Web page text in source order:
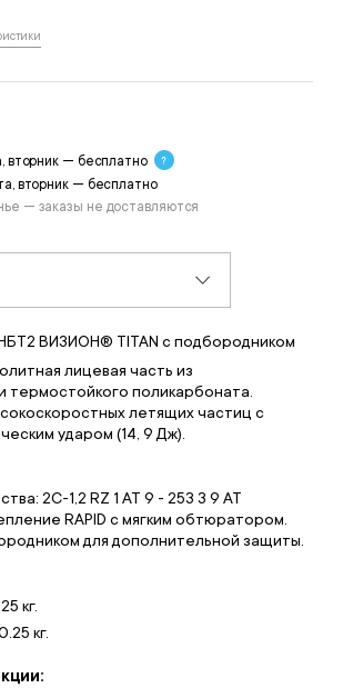
вторник — бесплатно
вторник — бесплатно
— заказы не доставляются
ВИЗИОН® TITAN с подбородником
лицевая часть из
термостойкого поликарбоната.
летящих частиц с
ударом (14, 9 Дж).
2С-1,2 RZ 1 AT 9 - 253 3 9 АТ
RAPID с мягким обтюратором.
для дополнительной защиты.
кг.
кг.